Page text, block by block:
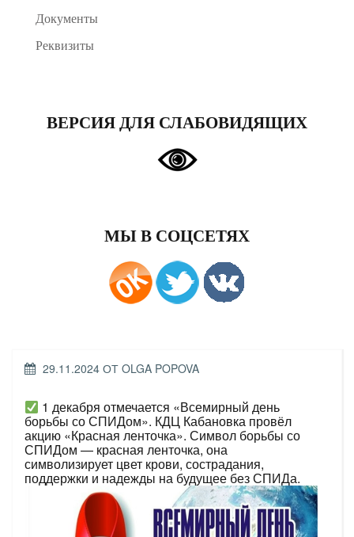
Документы
Реквизиты
ВЕРСИЯ ДЛЯ СЛАБОВИДЯЩИХ
МЫ В СОЦСЕТЯХ
ОПУБЛИКОВАНО
29.11.2024 ОТ OLGA POPOVA
1 декабря отмечается «Всемирный день
борьбы со СПИДом». КДЦ Кабановка провёл
акцию «Красная ленточка». Символ борьбы со
СПИДом — красная ленточка, она
символизирует цвет крови, сострадания,
поддержки и надежды на будущее без СПИДа.